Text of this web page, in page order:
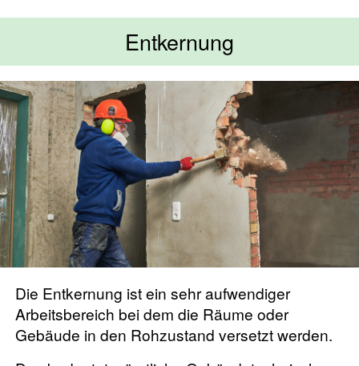
Entkernung
Die Entkernung ist ein sehr aufwendiger
Arbeitsbereich bei dem die Räume oder
Gebäude in den Rohzustand versetzt werden.